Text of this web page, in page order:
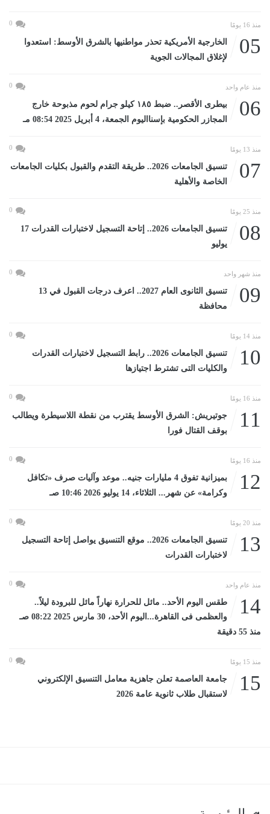
منذ 16 يومًا 0
05
الخارجية الأمريكية تحذر مواطنيها بالشرق الأوسط: استعدوا
لإغلاق المجالات الجوية
منذ عام واحد 0
06
بيطرى الأقصر.. ضبط ١٨٥ كيلو جرام لحوم مذبوحة خارج
المجازر الحكومية بإسنااليوم الجمعة، 4 أبريل 2025 08:54 مـ
منذ 13 يومًا 0
07
تنسيق الجامعات 2026.. طريقة التقدم والقبول بكليات الجامعات
الخاصة والأهلية
منذ 25 يومًا 0
08
تنسيق الجامعات 2026.. إتاحة التسجيل لاختبارات القدرات 17
يوليو
منذ شهر واحد 0
09
تنسيق الثانوى العام 2027.. اعرف درجات القبول في 13
محافظة
منذ 14 يومًا 0
10
تنسيق الجامعات 2026.. رابط التسجيل لاختبارات القدرات
والكليات التى تشترط اجتيازها
منذ 16 يومًا 0
11
جوتيريش: الشرق الأوسط يقترب من نقطة اللاسيطرة ويطالب
بوقف القتال فورا
منذ 16 يومًا 0
12
بميزانية تفوق 4 مليارات جنيه.. موعد وآليات صرف «تكافل
وكرامة» عن شهر... الثلاثاء، 14 يوليو 2026 10:46 صـ
منذ 20 يومًا 0
13
تنسيق الجامعات 2026.. موقع التنسيق يواصل إتاحة التسجيل
لاختبارات القدرات
منذ عام واحد 0
14
طقس اليوم الأحد.. مائل للحرارة نهاراً مائل للبرودة ليلاً..
والعظمى فى القاهرة...اليوم الأحد، 30 مارس 2025 08:22 صـ
منذ 55 دقيقة
منذ 15 يومًا 0
15
جامعة العاصمة تعلن جاهزية معامل التنسيق الإلكتروني
لاستقبال طلاب ثانوية عامة 2026